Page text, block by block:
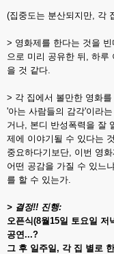
(집중도는 분산되지만, 각
> 영화제를 한다는 것을
으로 미리 공유한 뒤, 하루
을 것 같다.
> 각 집에서 볼만한 영화
'아는 사람들의 감각'이라
거나, 본디 반성폭력을 잘
제에 이야기될 수 있다는
중요하다기보단, 이번 영
어떤 공감을 가질 수 있느
를 할 수 있는가.
> 결정!! 진행:
오픈식(8월15일 토요일
공연...?
그 후 일주일, 각 집 별로